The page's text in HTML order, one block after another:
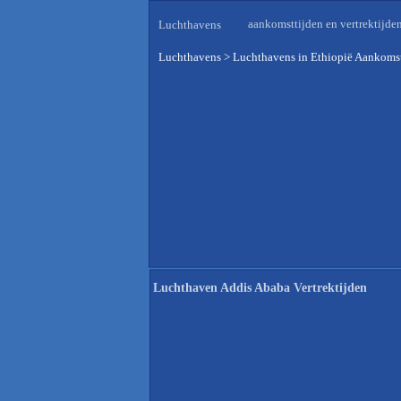
Luchthavens aankomsttijden en vertrektijden
Luchthavens > Luchthavens in Ethiopië
Luchthaven Addis Ababa Vertrektijden